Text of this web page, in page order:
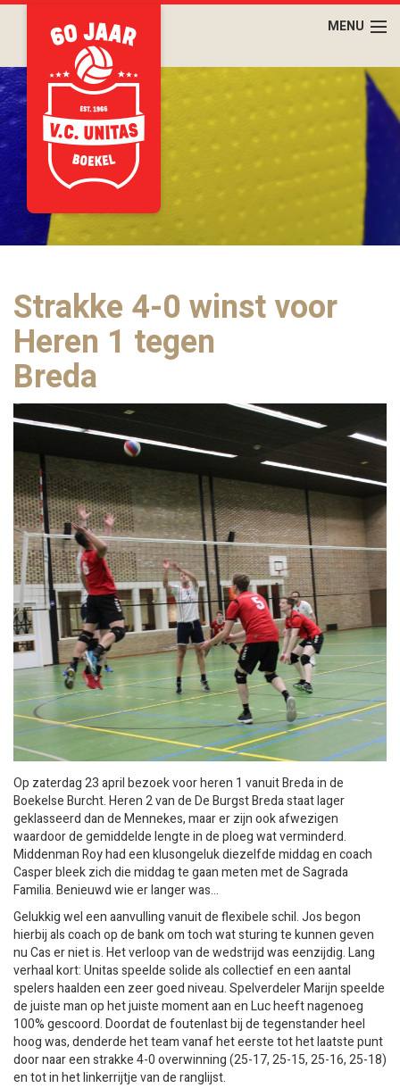
Strakke 4-0 winst voor
Heren 1 tegen
Breda
Op zaterdag 23 april bezoek voor heren 1 vanuit Breda in de
Boekelse Burcht. Heren 2 van de De Burgst Breda staat lager
geklasseerd dan de Mennekes, maar er zijn ook afwezigen
waardoor de gemiddelde lengte in de ploeg wat verminderd.
Middenman Roy had een klusongeluk diezelfde middag en coach
Casper bleek zich die middag te gaan meten met de Sagrada
Familia. Benieuwd wie er langer was…
Gelukkig wel een aanvulling vanuit de flexibele schil. Jos begon
hierbij als coach op de bank om toch wat sturing te kunnen geven
nu Cas er niet is. Het verloop van de wedstrijd was eenzijdig. Lang
verhaal kort: Unitas speelde solide als collectief en een aantal
spelers haalden een zeer goed niveau. Spelverdeler Marijn speelde
de juiste man op het juiste moment aan en Luc heeft nagenoeg
100% gescoord. Doordat de foutenlast bij de tegenstander heel
hoog was, denderde het team vanaf het eerste tot het laatste punt
door naar een strakke 4-0 overwinning (25-17, 25-15, 25-16, 25-18)
en tot in het linkerrijtje van de ranglijst.